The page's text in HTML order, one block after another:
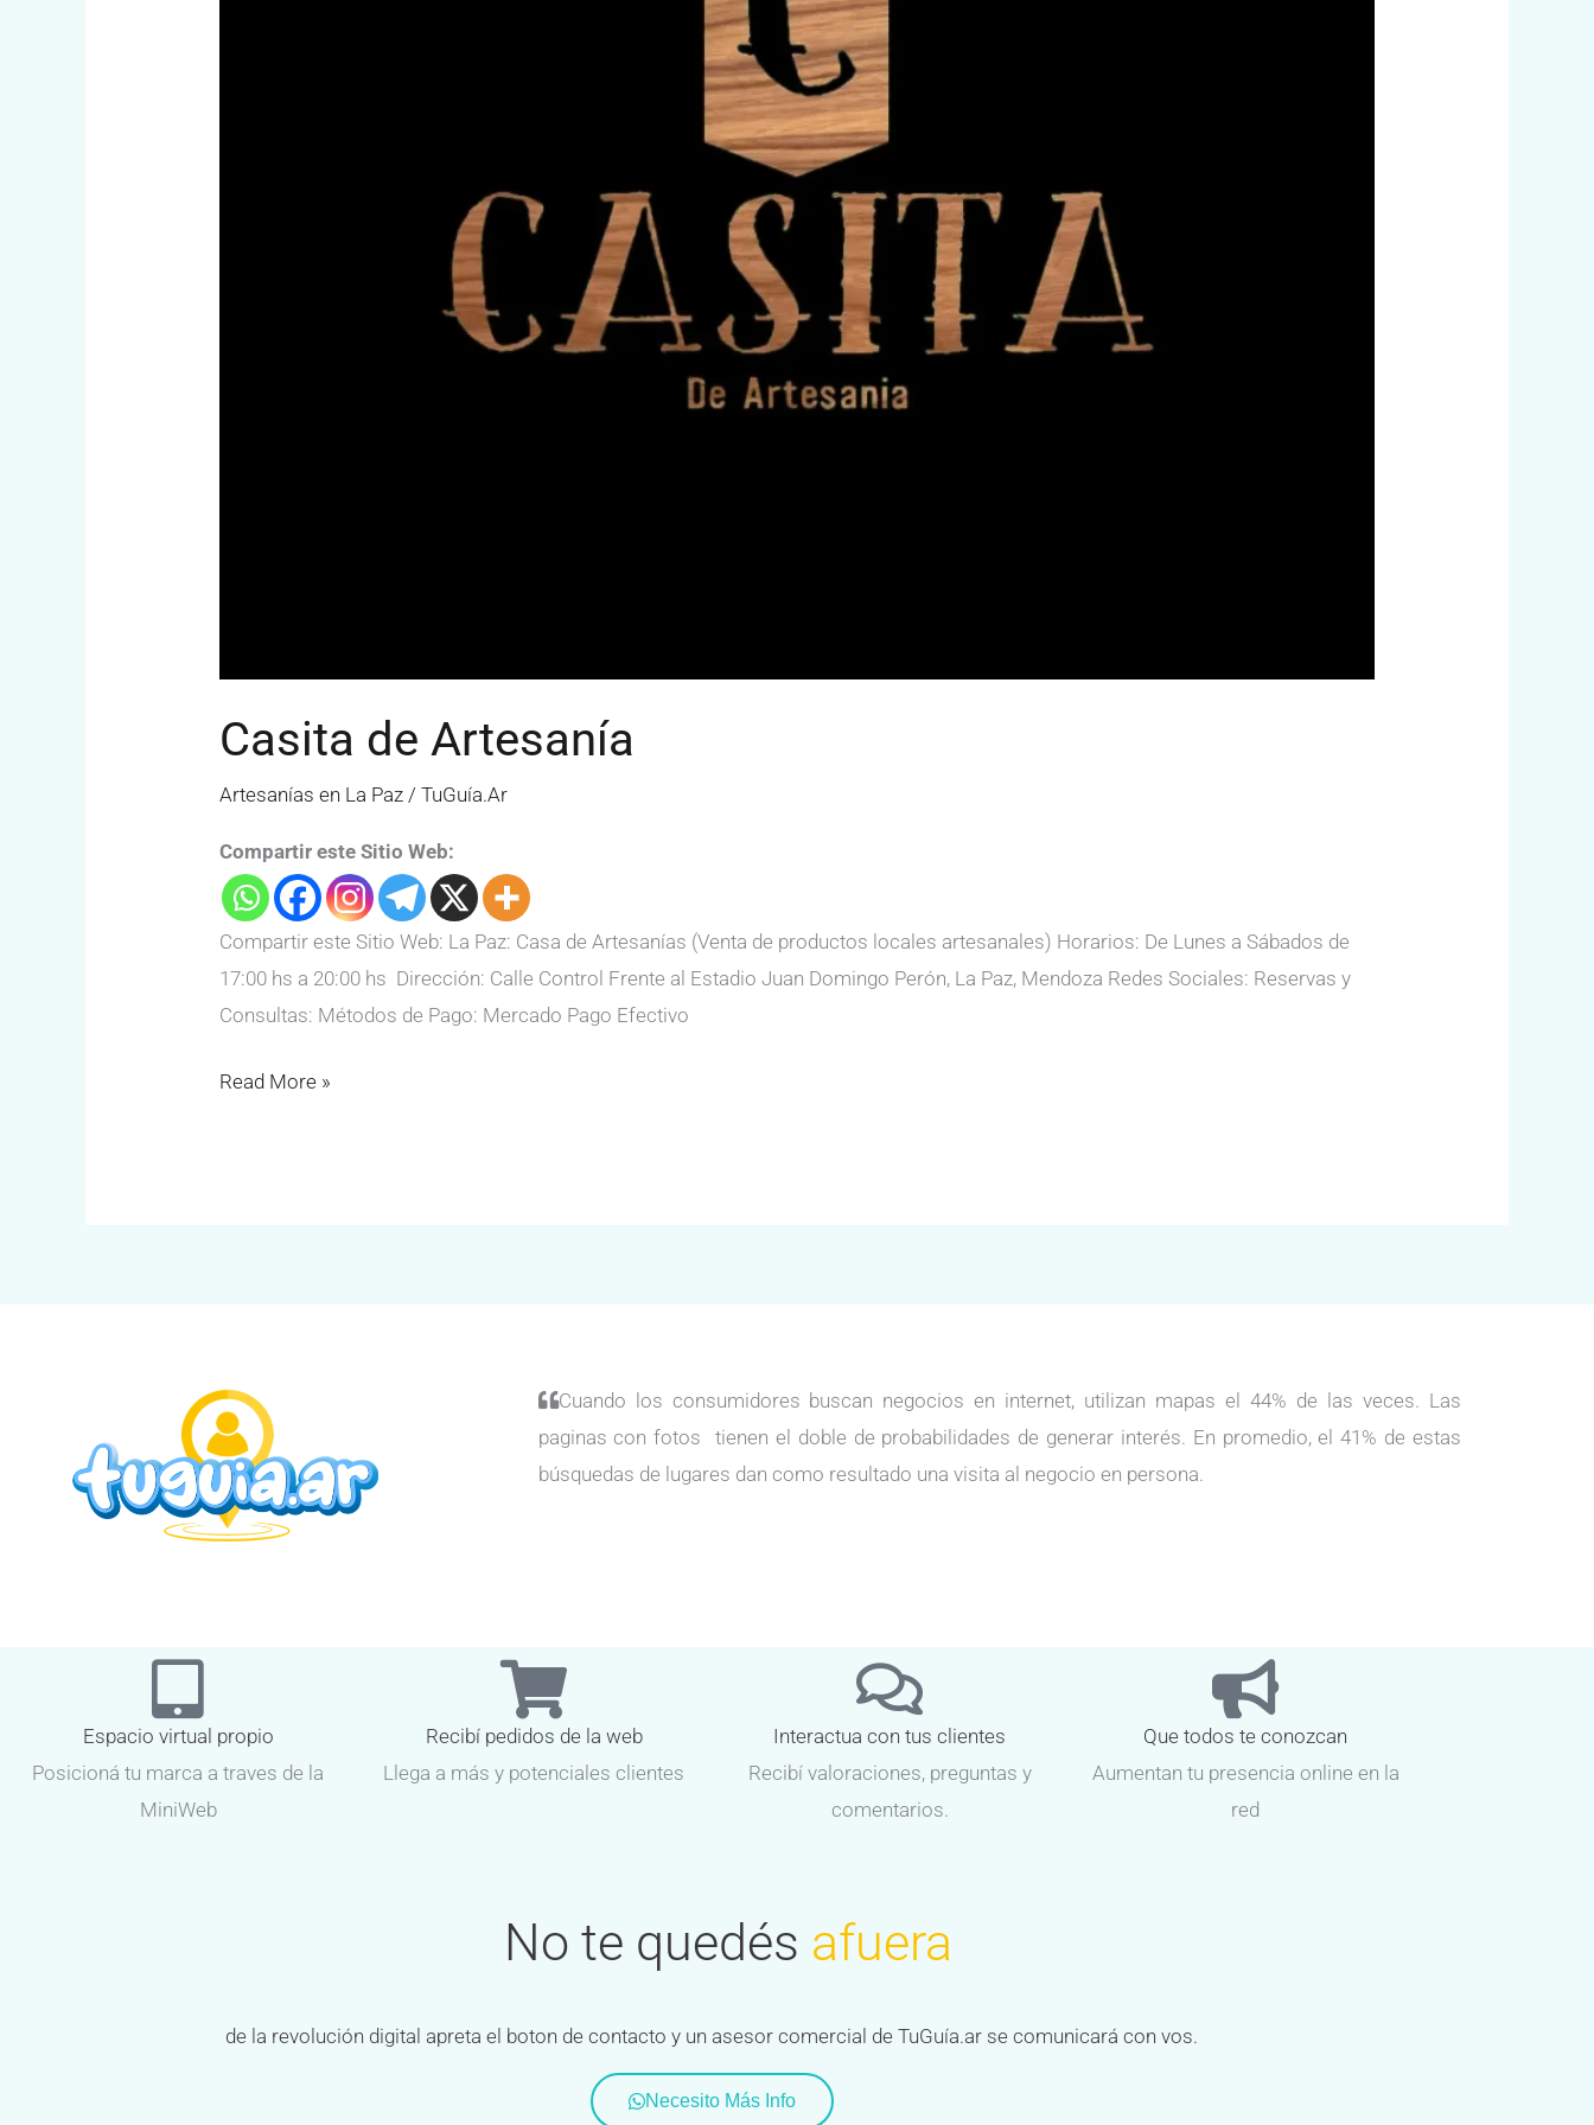
Casita de Artesanía
Artesanías en La Paz /TuGuía.Ar
Compartir este Sitio Web:
Compartir este Sitio Web: La Paz: Casa de Artesanías (Venta de productos locales artesanales) Horarios: De Lunes a Sábados de
17:00 hs a 20:00 hs Dirección: Calle Control Frente al Estadio Juan Domingo Perón, La Paz, Mendoza Redes Sociales: Reservas y
Consultas: Métodos de Pago: Mercado Pago Efectivo
Read More »
Cuando los consumidores buscan negocios en internet, utilizan mapas el 44% de las veces. Las
paginas con fotos tienen el doble de probabilidades de generar interés. En promedio, el 41% de estas
búsquedas de lugares dan como resultado una visita al negocio en persona.
Espacio virtual propio
Posicioná tu marca a traves de la
MiniWeb
Recibí pedidos de la web
Llega a más y potenciales clientes
Interactua con tus clientes
Recibí valoraciones, preguntas y
comentarios.
Que todos te conozcan
Aumentan tu presencia online en la
red
No te quedés afuera
de la revolución digital apreta el boton de contacto y un asesor comercial de TuGuía.ar se comunicará con vos.
Necesito Más Info